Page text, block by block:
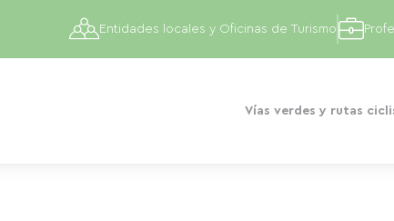
Vías verdes y rutas
Entidades locales y Oficinas de Turismo